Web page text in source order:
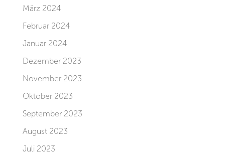
März 2024
Februar 2024
Januar 2024
Dezember 2023
November 2023
Oktober 2023
September 2023
August 2023
Juli 2023